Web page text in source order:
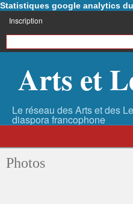
Statistiques google analytics
Inscription
Arts et
Photos